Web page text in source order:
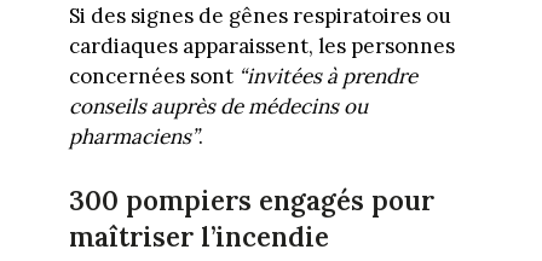
Si des signes de gênes respiratoires ou
cardiaques apparaissent, les personnes
concernées sont “invitées à prendre
conseils auprès de médecins ou
pharmaciens”.
300 pompiers engagés pour
maîtriser l’incendie